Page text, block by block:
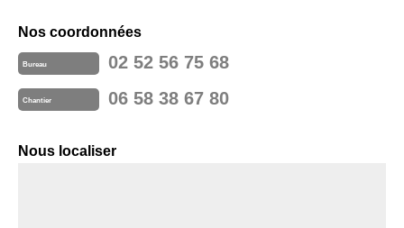
Nos coordonnées
Bureau 02 52 56 75 68
Chantier 06 58 38 67 80
Nous localiser